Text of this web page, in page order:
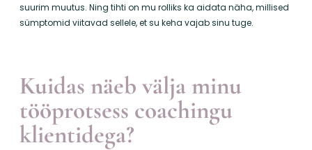
suurim muutus. Ning tihti on mu rolliks ka aidata näha, millised
sümptomid viitavad sellele, et su keha vajab sinu tuge.
Kuidas näeb välja minu
tööprotsess coachingu
klientidega?